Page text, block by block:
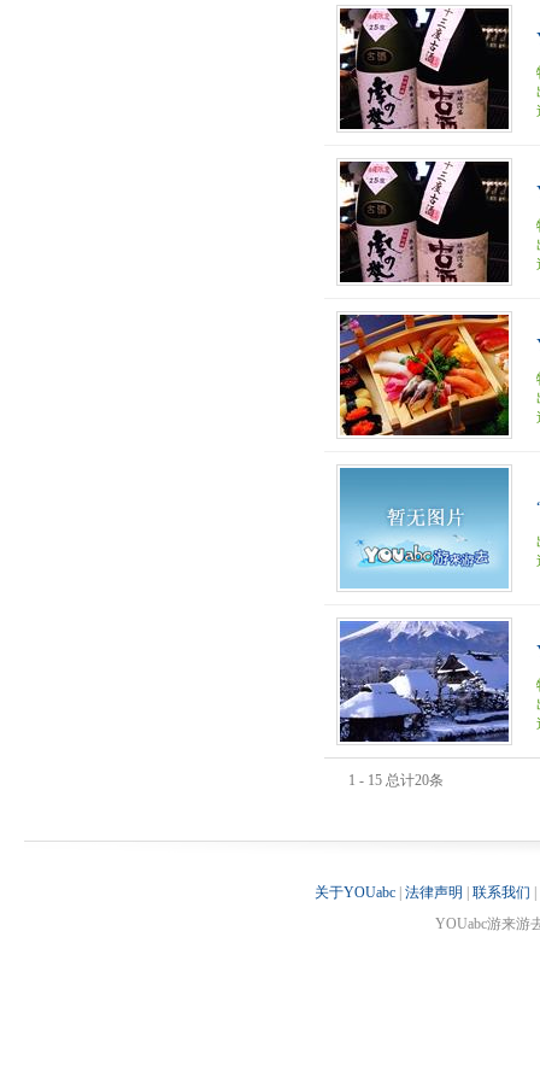
1 - 15 总计20条
关于YOUabc| 法律声明 联系我们
YOUabc游来游